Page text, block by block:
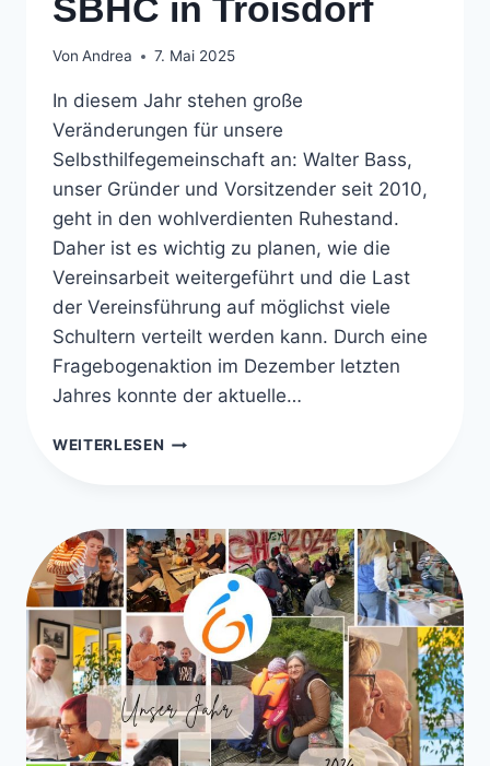
SBHC in Troisdorf
Von Andrea 7. Mai 2025
In diesem Jahr stehen große
Veränderungen für unsere
Selbsthilfegemeinschaft an: Walter Bass,
unser Gründer und Vorsitzender seit 2010,
geht in den wohlverdienten Ruhestand.
Daher ist es wichtig zu planen, wie die
Vereinsarbeit weitergeführt und die Last
der Vereinsführung auf möglichst viele
Schultern verteilt werden kann. Durch eine
Fragebogenaktion im Dezember letzten
Jahres konnte der aktuelle…
WEITERLESEN KLAUSURTAGUNG
TROISDORF